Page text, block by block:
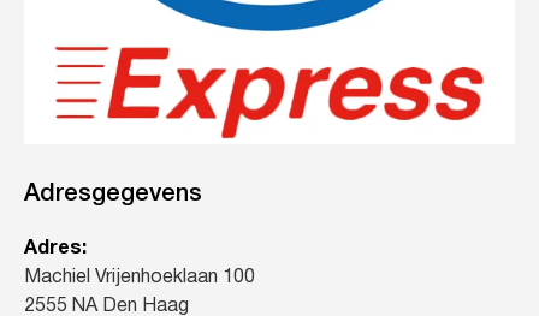
Adresgegevens
Adres:
Machiel Vrijenhoeklaan 100
2555 NA Den Haag